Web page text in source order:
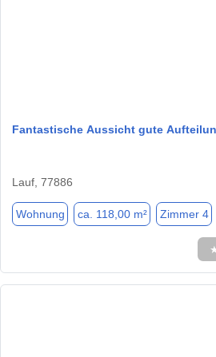
Fantastische Aussicht gute
Lauf, 77886
Wohnung ca. 118,00 m² Zimmer 4